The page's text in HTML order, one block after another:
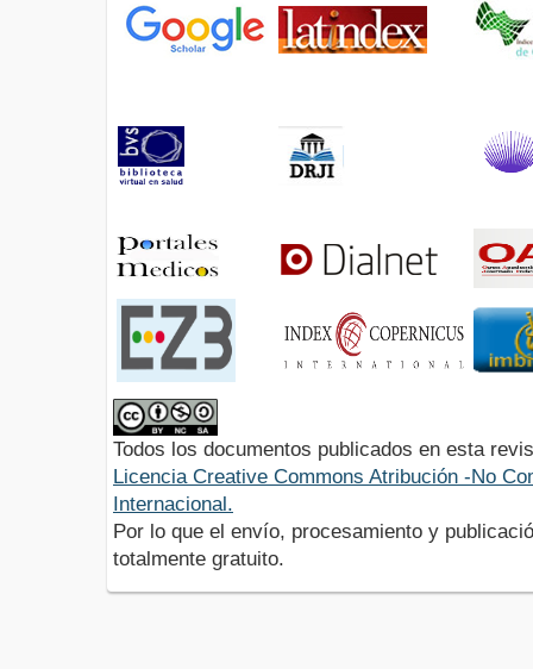
Todos los documentos publicados en esta
Licencia Creative Commons Atribución -No
Internacional.
Por lo que el envío, procesamiento y
totalmente gratuito.